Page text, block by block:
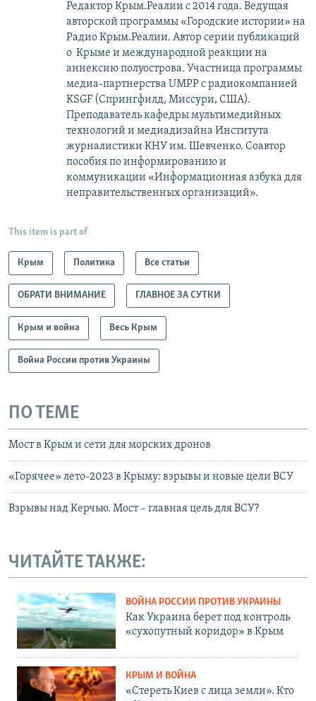
Редактор Крым.Реалии с 2014 года. Ведущая
авторской программы «Городские истории» на
Радио Крым.Реалии. Автор серии публикаций
о Крыме и международной реакции на
аннексию полуострова. Участница программы
медиа-партнерства UMPP с радиокомпанией
KSGF (Спрингфилд, Миссури, США).
Преподаватель кафедры мультимедийных
технологий и медиадизайна Института
журналистики КНУ им. Шевченко. Соавтор
пособия по информированию и
коммуникации «Информационная азбука для
неправительственных организаций».
This item is part of
Крым Политика Все статьи
ОБРАТИ ВНИМАНИЕ ГЛАВНОЕ ЗА СУТКИ
Крым и война Весь Крым
Война России против Украины
ПО ТЕМЕ
Мост в Крым и сети для морских дронов
«Горячее» лето-2023 в Крыму: взрывы и новые цели ВСУ
Взрывы над Керчью. Мост – главная цель для ВСУ?
ЧИТАЙТЕ ТАКЖЕ:
ВОЙНА РОССИИ ПРОТИВ УКРАИНЫ
Как Украина берет под контроль
«сухопутный коридор» в Крым
КРЫМ И ВОЙНА
«Стереть Киев с лица земли». Кто